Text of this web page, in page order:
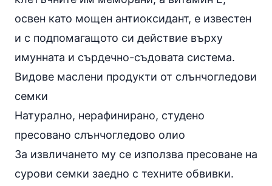
освен като мощен антиоксидант, е известен
и с подпомагащото си действие върху
имунната и сърдечно-съдовата система.
Видове маслени продукти от слънчогледови
семки
Натурално, нерафинирано, студено
пресовано слънчогледово олио
За извличането му се използва пресоване на
сурови семки заедно с техните обвивки.